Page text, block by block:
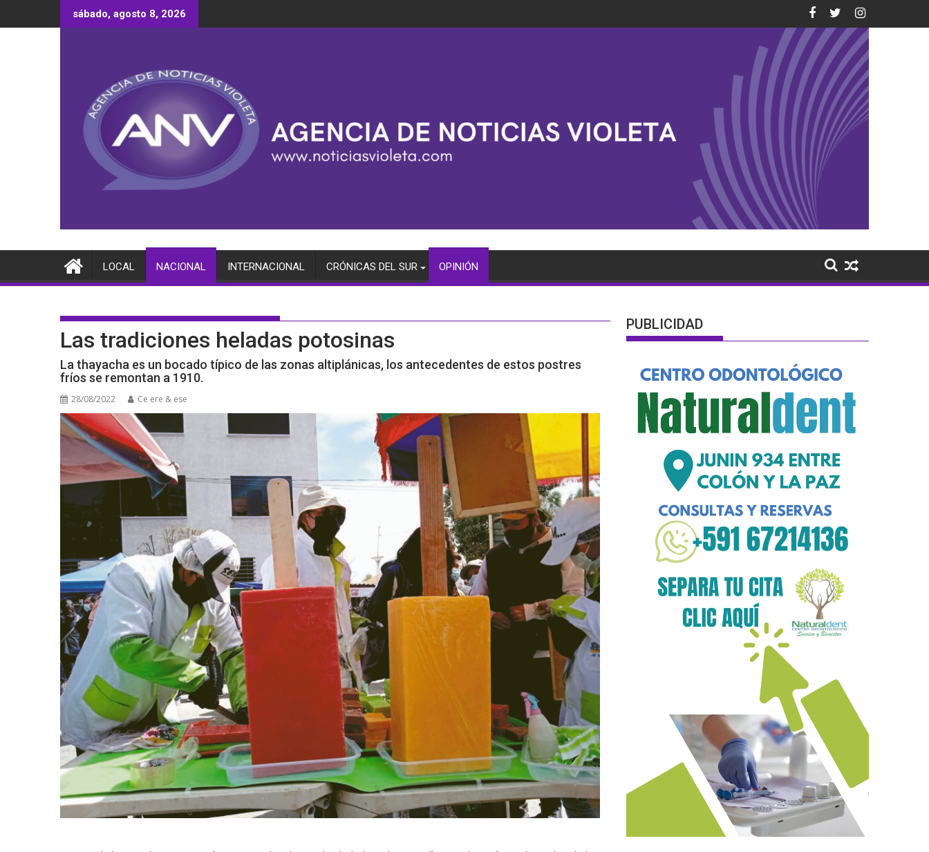
al
sábado, agosto 8, 2026
LOCAL NACIONAL INTERNACIONAL CRÓNICAS DEL SUR OPINIÓN
Las tradiciones heladas potosinas
La thayacha es un bocado típico de las zonas altiplánicas, los antecedentes de estos postres
fríos se remontan a 1910.
28/08/2022 Ce ere & ese
PUBLICIDAD